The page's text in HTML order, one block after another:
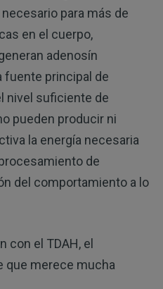
para más de
en el cuerpo,
adenosín
fuente principal de
nivel suficiente de
pueden producir ni
la energía necesaria
de
del comportamiento a lo
con el TDAH, el
que merece mucha